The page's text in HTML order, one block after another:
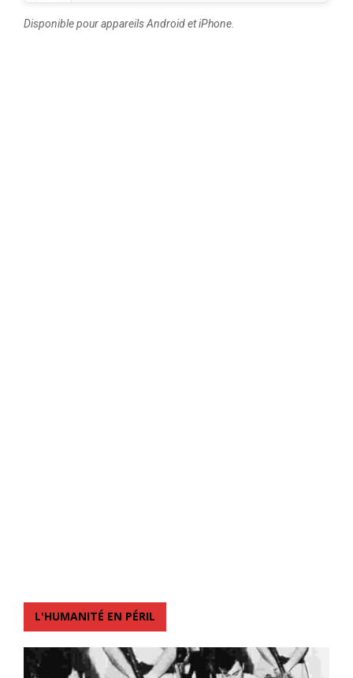
Disponible pour appareils Android et iPhone.
L'HUMANITÉ EN PÉRIL